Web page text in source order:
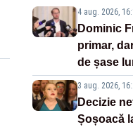
4 aug. 2026,
Dominic
primar,
de șase
3 aug. 2026,
Decizie
Șoșoacă